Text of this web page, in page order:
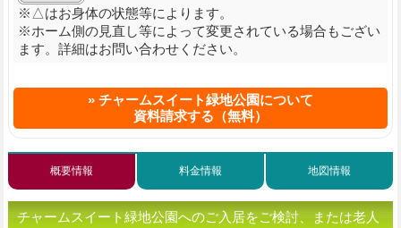
※△はお身体の状態等によります。
※ホーム側の見直し等によって変更されている場合もござい
ます。詳細はお問い合わせください。
チャームスイート緑地公園について
資料請求する（無料）
概要情報 料金情報 地図情報
チャームスイート緑地公園へのご入居をご検討、または老人